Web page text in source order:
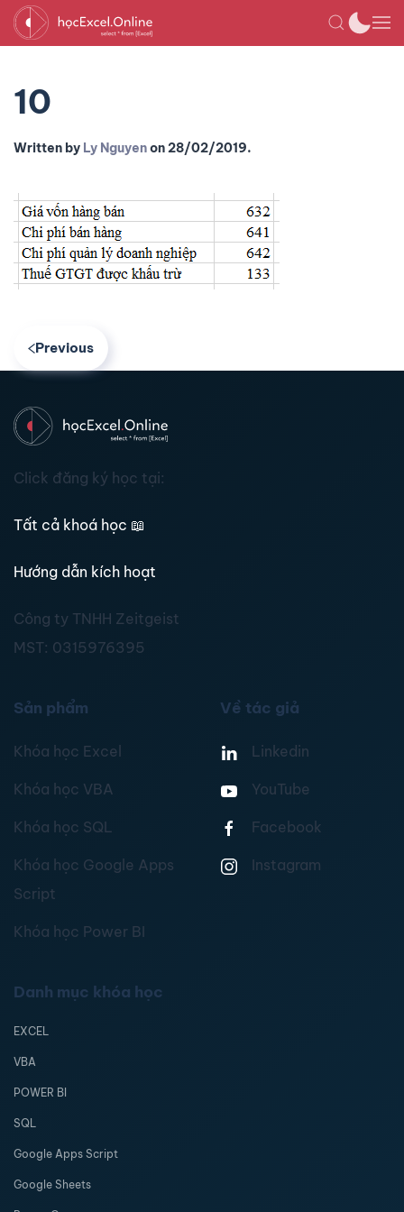
10
Written by Ly Nguyenon28/02/2019.
Previous
Click đăng ký học tại:
Tất cả khoá học 📖
Hướng dẫn kích hoạt
Công ty TNHH Zeitgeist
MST: 0315976395
Sản phẩm
Khóa học Excel
Khóa học VBA
Khóa học SQL
Khóa học Google Apps
Script
Khóa học Power BI
Về tác giả
Linkedin
YouTube
Facebook
Instagram
Danh mục khóa học
EXCEL
VBA
POWER BI
SQL
Google Apps Script
Google Sheets